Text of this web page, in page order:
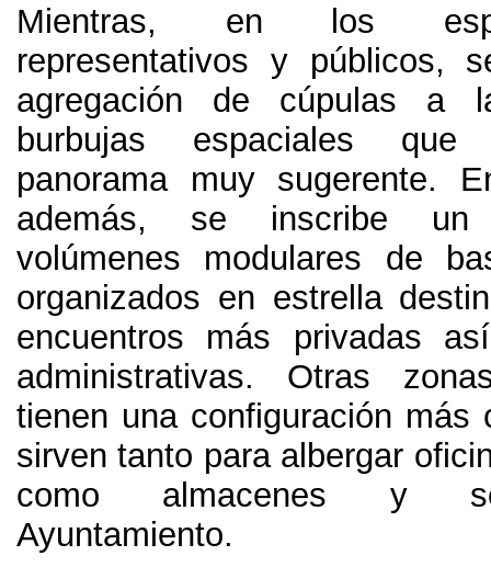
Mientras, en los
representativos y públicos,
agregación de cúpulas a
burbujas espaciales
panorama muy sugerente.
además, se inscribe un
volúmenes modulares de
organizados en estrella
encuentros más privadas
administrativas. Otras
tienen una configuración más
sirven tanto para albergar
como almacenes y
Ayuntamiento.